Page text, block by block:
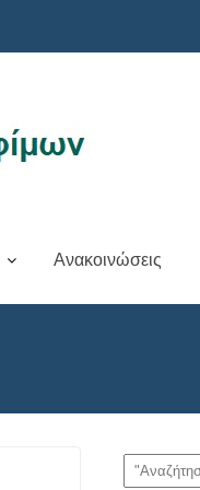
Ανακοινώσεις